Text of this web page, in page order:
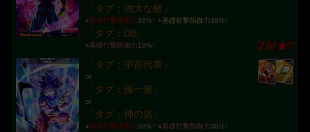
「タグ：強大な敵」
○基礎打撃攻撃力38%↑ ○基礎射撃防御力38%↑
「タグ：DB」
○基礎打撃防御力18%↑ ZⅣ★7
「タグ：宇宙代表」
or
「タグ：孫一族」
or
「タグ：神の気」
○基礎打撃攻撃力38%↑ ○基礎打撃防御力38%↑